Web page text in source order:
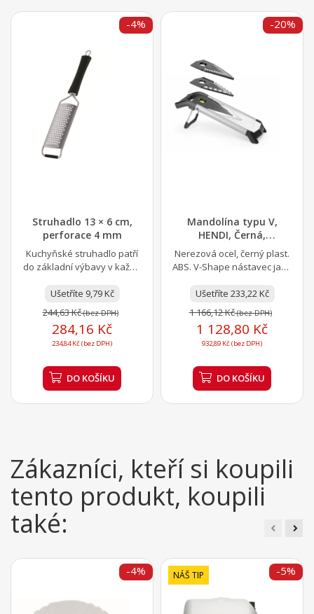
Struhadlo 13 × 6 cm,
perforace 4 mm
Kuchyňské struhadlo patří
do základní výbavy v každé
strouhání různých...
Ušetříte 9,79 Kč
244,63 Kč(bez DPH)
-4%
284,16 Kč
234,84 Kč (bez DPH)
DO KOŠÍKU
Mandolína typu V,
HENDI, Černá,
405x135x(H)145mm
Nerezová ocel, černý plast.
ABS. V-Shape nástavec jako
vroubkovaný. Snadné...
Ušetříte 233,22 Kč
1 166,12 Kč(bez DPH)
-20%
1 128,80 Kč
932,89 Kč (bez DPH)
DO KOŠÍKU
Zákazníci, kteří si koupili
tento produkt, koupili
také:
-4% NÁŠ TIP -5%